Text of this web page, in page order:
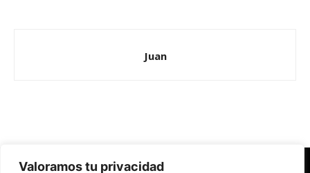
Valoramos tu privacidad
Juan